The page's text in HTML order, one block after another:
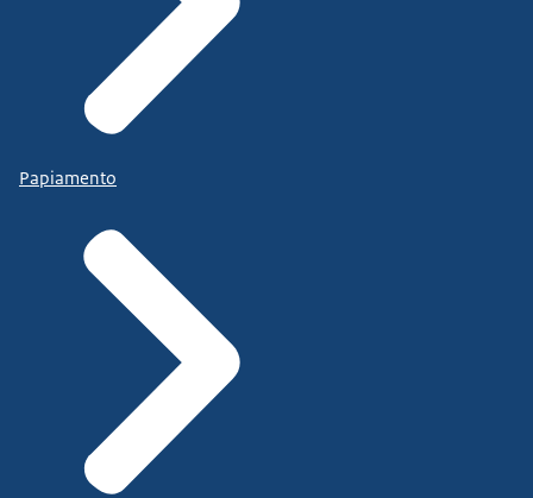
Papiamento